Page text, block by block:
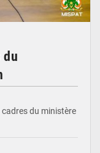
du
du ministère